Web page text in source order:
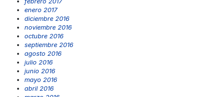
enero 2017
diciembre 2016
noviembre 2016
octubre 2016
septiembre 2016
agosto 2016
julio 2016
junio 2016
mayo 2016
abril 2016